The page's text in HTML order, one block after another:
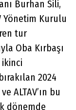
Burhan Sili,
Yönetim Kurulu
tur
Oba Kırbaşı
ikinci
2024
ALTAV’ın bu
dönemde